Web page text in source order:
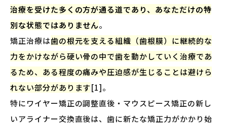
治療を受けた多くの方が通る道であり、あなただけの特
別な状態ではありません。
矯正治療は歯の根元を支える組織（歯根膜）に継続的な
力をかけながら硬い骨の中で歯を動かしていく治療であ
るため、ある程度の痛みや圧迫感が生じることは避けら
れない部分があります[1]。
特にワイヤー矯正の調整直後・マウスピース矯正の新し
いアライナー交換直後は、歯に新たな矯正力がかかり始